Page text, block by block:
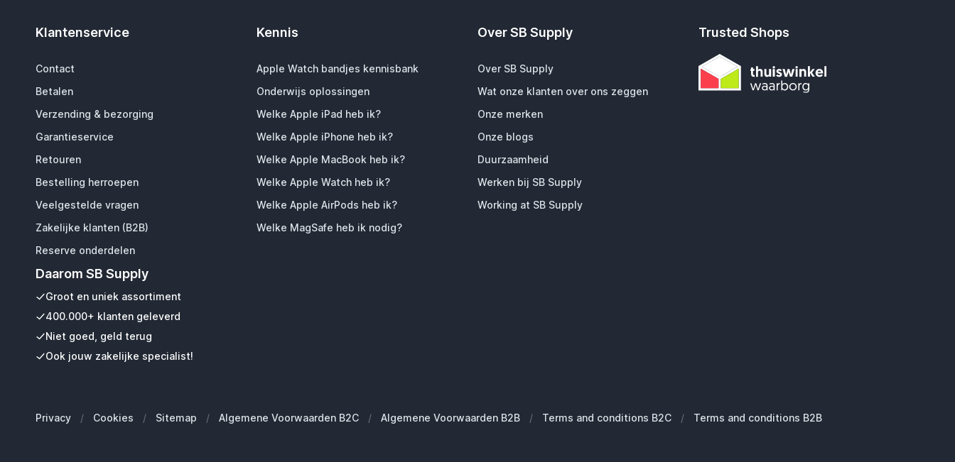
Klantenservice
Contact
Betalen
Verzending & bezorging
Garantieservice
Retouren
Bestelling herroepen
Veelgestelde vragen
Zakelijke klanten (B2B)
Reserve onderdelen
Daarom SB Supply
Groot en uniek assortiment
400.000+ klanten geleverd
Niet goed, geld terug
Ook jouw zakelijke specialist!
Kennis
Apple Watch bandjes kennisbank
Onderwijs oplossingen
Welke Apple iPad heb ik?
Welke Apple iPhone heb ik?
Welke Apple MacBook heb ik?
Welke Apple Watch heb ik?
Welke Apple AirPods heb ik?
Welke MagSafe heb ik nodig?
Over SB Supply
Over SB Supply
Wat onze klanten over ons zeggen
Onze merken
Onze blogs
Duurzaamheid
Werken bij SB Supply
Working at SB Supply
Trusted Shops
Privacy / Cookies / Sitemap / Algemene Voorwaarden B2C / Algemene Voorwaarden B2B / Terms and conditions B2C / Terms and conditions B2B